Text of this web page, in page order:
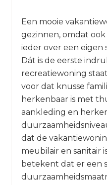
Een mooie
gezinnen, omdat
ieder over een eigen
Dát is de eerste
recreatiewoning
voor dat knusse
herkenbaar is met
aankleding en
dat de
meubilair en sanitair
betekent dat er een